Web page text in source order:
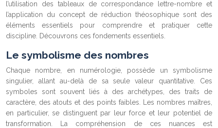
l’utilisation des tableaux de correspondance lettre-nombre et
l’application du concept de réduction théosophique sont des
éléments essentiels pour comprendre et pratiquer cette
discipline. Découvrons ces fondements essentiels.
Le symbolisme des nombres
Chaque nombre, en numérologie, possède un symbolisme
singulier, allant au-delà de sa seule valeur quantitative. Ces
symboles sont souvent liés à des archétypes, des traits de
caractère, des atouts et des points faibles. Les nombres maîtres,
en particulier, se distinguent par leur force et leur potentiel de
transformation. La compréhension de ces nuances est